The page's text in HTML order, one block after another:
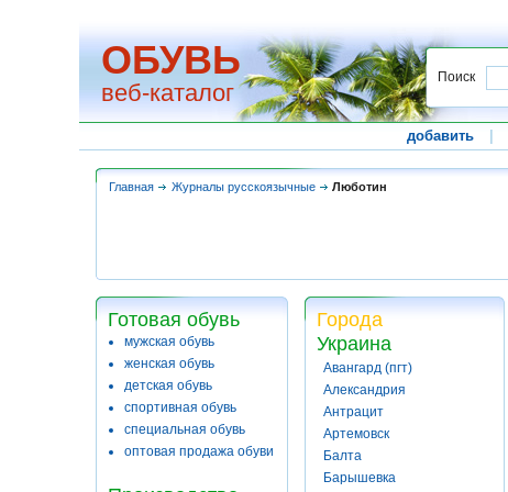
ОБУВЬ
веб-каталог
Поиск
добавить
Главная Журналы русскоязычные Люботин
Готовая обувь
мужская обувь
женская обувь
детская обувь
спортивная обувь
специальная обувь
оптовая продажа обуви
Города
Украина
Авангард (пгт)
Александрия
Антрацит
Артемовск
Балта
Барышевка